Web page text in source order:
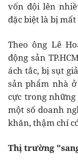
vốn đội lên
đặc biệt là bị
Theo ông Lê
động sản
ách tắc, bị sụt
sản phẩm nhà
cực trong
một số doanh
khăn, thậm chí
Thị trường